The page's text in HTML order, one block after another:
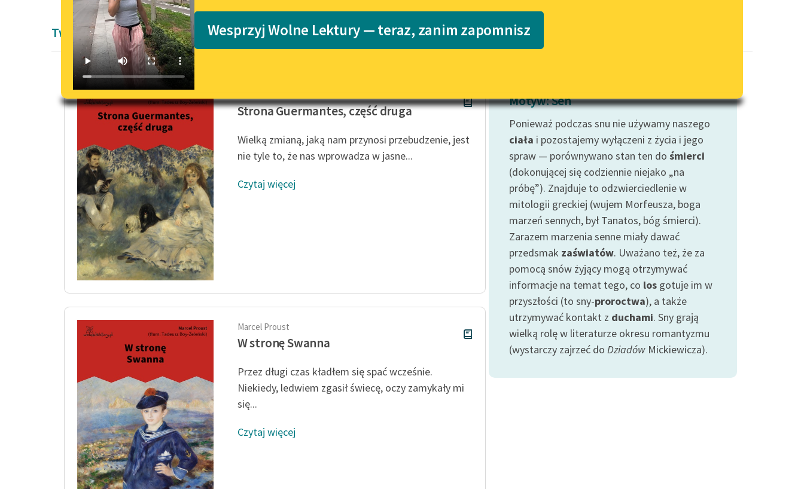
Lektury szkolne i klasyka
literatury do słuchania dla
E-kolekcja lektur szkolnych i
literatury do słuchania dla
uczennic i uczniów z
niepełnosprawnościami
Feministyczne inspiracje.
Popularyzacja skandynawskiej
Katalog
Katalog w formacie PDF
wrażliwych
Deklaracja dostępności
Wesprzyj Wolne Lektury — teraz, zanim zapomnisz
Twórczość Marcela Prousta
Strona Guermantes, część druga
Wielką zmianą, jaką nam przynosi przebudzenie, jest
nie tyle to, że nas wprowadza w jasne...
Czytaj więcej
Marcel Proust
W stronę Swanna
Przez długi czas kładłem się spać wcześnie.
Niekiedy, ledwiem zgasił świecę, oczy zamykały mi
się...
Czytaj więcej
Motyw: Sen
Ponieważ podczas snu nie używamy naszego
ciała i pozostajemy wyłączeni z życia i jego
spraw — porównywano stan ten do śmierci
(dokonującej się codziennie niejako „na
próbę”). Znajduje to odzwierciedlenie w
mitologii greckiej (wujem Morfeusza, boga
marzeń sennych, był Tanatos, bóg śmierci).
Zarazem marzenia senne miały dawać
przedsmak zaświatów. Uważano też, że za
pomocą snów żyjący mogą otrzymywać
informacje na temat tego, co los gotuje im w
przyszłości (to sny-proroctwa), a także
utrzymywać kontakt z duchami. Sny grają
wielką rolę w literaturze okresu romantyzmu
(wystarczy zajrzeć do Dziadów Mickiewicza).